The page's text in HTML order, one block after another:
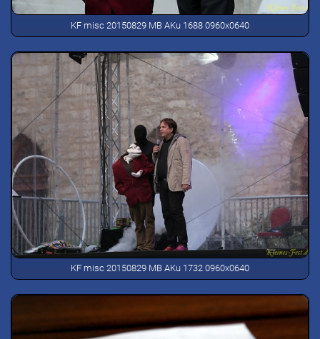
KF misc 20150829 MB AKu 1688 0960x0640
KF misc 20150829 MB AKu 1732 0960x0640